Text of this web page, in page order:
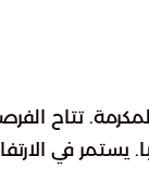
05:31 صباحا بتوقيت مكة المكرمة. تتاح
يستمر في